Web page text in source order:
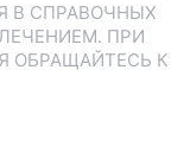
В СПРАВОЧНЫХ
ПРИ
ОБРАЩАЙТЕСЬ К